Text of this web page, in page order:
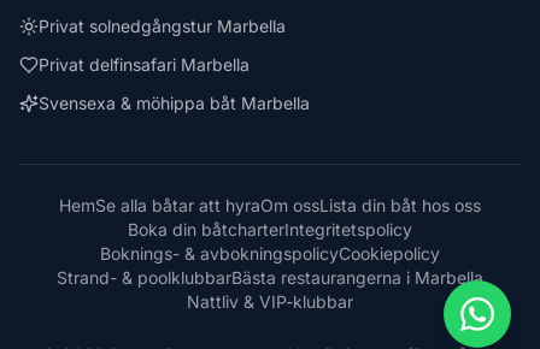
Privat solnedgångstur Marbella
Privat delfinsafari Marbella
Svensexa & möhippa båt Marbella
HemSe alla båtar att hyraOm ossLista din båt hos oss
Boka din båtcharterIntegritetspolicy
Boknings- & avbokningspolicyCookiepolicy
Strand- & poolklubbarBästa restaurangerna i Marbella
Nattliv & VIP-klubbar